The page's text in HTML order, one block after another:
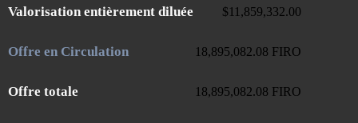
Valorisation entièrement diluée $11,859,332.00
Offre en Circulation 18,895,082.08 FIRO
Offre totale 18,895,082.08 FIRO